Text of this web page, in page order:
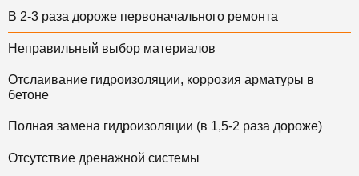
В 2-3 раза дороже первоначального ремонта
Неправильный выбор материалов
Отслаивание гидроизоляции, коррозия арматуры в
бетоне
Полная замена гидроизоляции (в 1,5-2 раза дороже)
Отсутствие дренажной системы